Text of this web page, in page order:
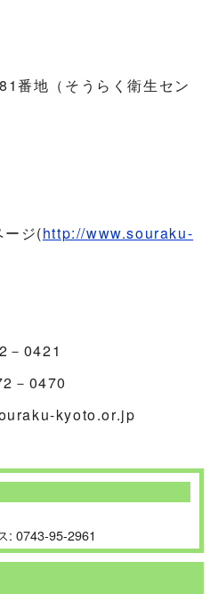
番地（そうらく衛生セン
ージ(http://www.souraku-
0421
0470
kyoto.or.jp
: 0743-95-2961